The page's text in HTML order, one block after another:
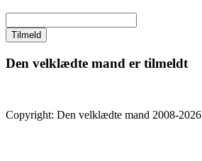
Den velklædte mand er tilmeldt
Copyright: Den velklædte mand 2008-2026